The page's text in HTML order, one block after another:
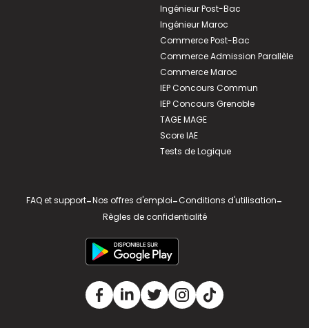
Ingénieur Post-Bac
Ingénieur Maroc
Commerce Post-Bac
Commerce Admission Parallèle
Commerce Maroc
IEP Concours Commun
IEP Concours Grenoble
TAGE MAGE
Score IAE
Tests de Logique
FAQ et support-Nos offres d'emploi-Conditions d'utilisation-
Règles de confidentialité